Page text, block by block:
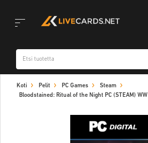
navigation
Koti Pelit PC Games
Steam
Bloodstained: Ritual of the Night PC (STEAM) WW